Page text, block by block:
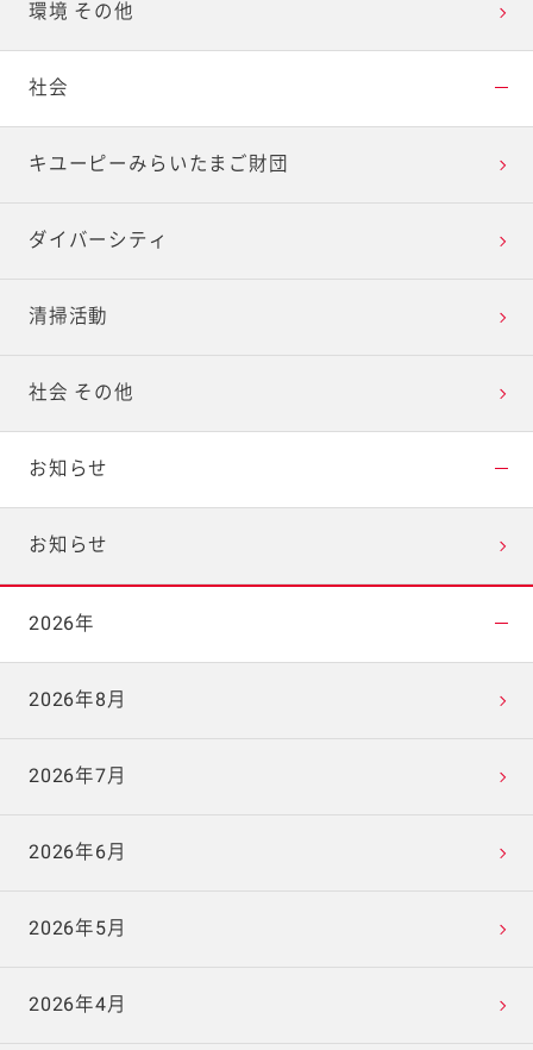
環境 その他
社会
キユーピーみらいたまご財団
ダイバーシティ
清掃活動
社会 その他
お知らせ
お知らせ
2026年
2026年8月
2026年7月
2026年6月
2026年5月
2026年4月